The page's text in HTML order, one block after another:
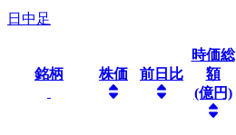
日中足
銘柄 株価 前日比
時価総
額
(億円)